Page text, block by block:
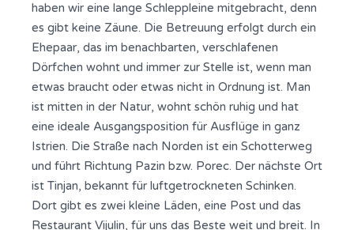
haben wir eine lange Schleppleine mitgebracht, denn
es gibt keine Zäune. Die Betreuung erfolgt durch ein
Ehepaar, das im benachbarten, verschlafenen
Dörfchen wohnt und immer zur Stelle ist, wenn man
etwas braucht oder etwas nicht in Ordnung ist. Man
ist mitten in der Natur, wohnt schön ruhig und hat
eine ideale Ausgangsposition für Ausflüge in ganz
Istrien. Die Straße nach Norden ist ein Schotterweg
und führt Richtung Pazin bzw. Porec. Der nächste Ort
ist Tinjan, bekannt für luftgetrockneten Schinken.
Dort gibt es zwei kleine Läden, eine Post und das
Restaurant Vijulin, für uns das Beste weit und breit. In